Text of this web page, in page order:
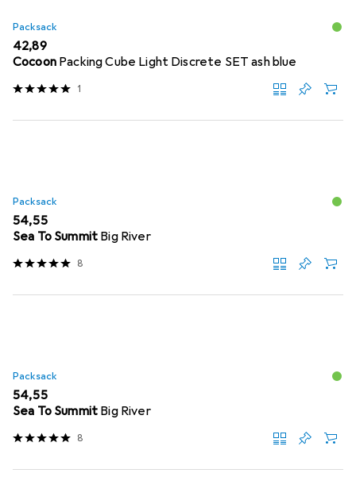
Packsack
EUR
42,89
Cocoon Packing Cube Light Discrete SET ash blue
1
Packsack
EUR
54,55
Sea To Summit Big River
8
Packsack
EUR
54,55
Sea To Summit Big River
8